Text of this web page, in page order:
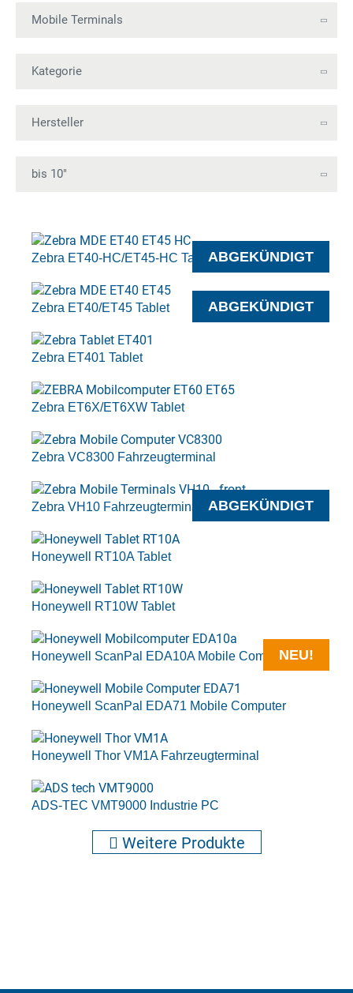
ABGEKÜNDIGT
Zebra ET40-HC/ET45-HC Tablet
ABGEKÜNDIGT
Zebra ET40/ET45 Tablet
Zebra ET401 Tablet
Zebra ET6X/ET6XW Tablet
Zebra VC8300 Fahrzeugterminal
ABGEKÜNDIGT
Zebra VH10 Fahrzeugterminal
Honeywell RT10A Tablet
Honeywell RT10W Tablet
NEU!
Honeywell ScanPal EDA10A Mobile Computer
Honeywell ScanPal EDA71 Mobile Computer
Honeywell Thor VM1A Fahrzeugterminal
ADS-TEC VMT9000 Industrie PC
Weitere Produkte